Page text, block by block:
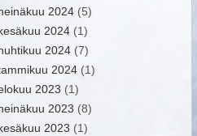
2024 (5)
2024 (1)
2024 (7)
2024 (1)
2023 (1)
2023 (8)
2023 (1)